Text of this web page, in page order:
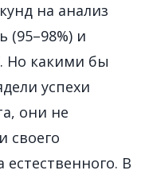
на анализ
(95–98%) и
Но какими бы
успехи
они не
своего
естественного. В